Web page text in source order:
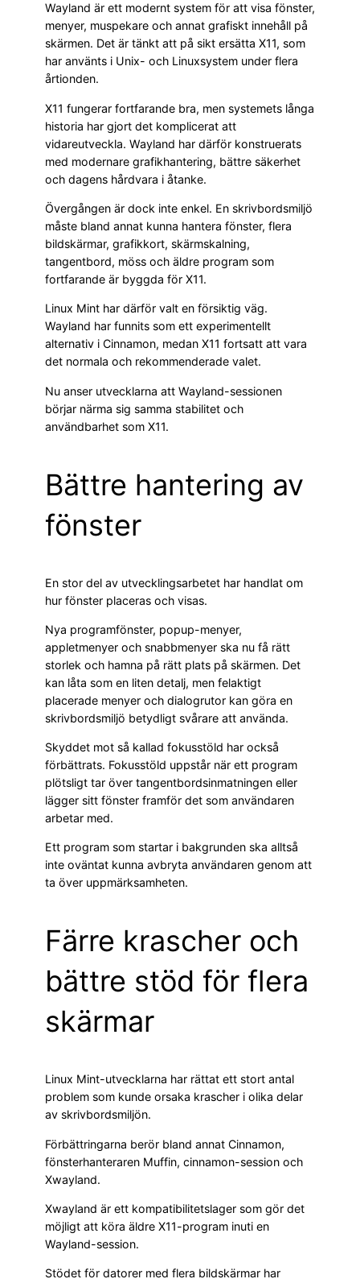
Wayland är ett modernt system för att visa fönster,
menyer, muspekare och annat grafiskt innehåll på
skärmen. Det är tänkt att på sikt ersätta X11, som
har använts i Unix- och Linuxsystem under flera
årtionden.
X11 fungerar fortfarande bra, men systemets långa
historia har gjort det komplicerat att
vidareutveckla. Wayland har därför konstruerats
med modernare grafikhantering, bättre säkerhet
och dagens hårdvara i åtanke.
Övergången är dock inte enkel. En skrivbordsmiljö
måste bland annat kunna hantera fönster, flera
bildskärmar, grafikkort, skärmskalning,
tangentbord, möss och äldre program som
fortfarande är byggda för X11.
Linux Mint har därför valt en försiktig väg.
Wayland har funnits som ett experimentellt
alternativ i Cinnamon, medan X11 fortsatt att vara
det normala och rekommenderade valet.
Nu anser utvecklarna att Wayland-sessionen
börjar närma sig samma stabilitet och
användbarhet som X11.
Bättre hantering av
fönster
En stor del av utvecklingsarbetet har handlat om
hur fönster placeras och visas.
Nya programfönster, popup-menyer,
appletmenyer och snabbmenyer ska nu få rätt
storlek och hamna på rätt plats på skärmen. Det
kan låta som en liten detalj, men felaktigt
placerade menyer och dialogrutor kan göra en
skrivbordsmiljö betydligt svårare att använda.
Skyddet mot så kallad fokusstöld har också
förbättrats. Fokusstöld uppstår när ett program
plötsligt tar över tangentbordsinmatningen eller
lägger sitt fönster framför det som användaren
arbetar med.
Ett program som startar i bakgrunden ska alltså
inte oväntat kunna avbryta användaren genom att
ta över uppmärksamheten.
Färre krascher och
bättre stöd för flera
skärmar
Linux Mint-utvecklarna har rättat ett stort antal
problem som kunde orsaka krascher i olika delar
av skrivbordsmiljön.
Förbättringarna berör bland annat Cinnamon,
fönsterhanteraren Muffin, cinnamon-session och
Xwayland.
Xwayland är ett kompatibilitetslager som gör det
möjligt att köra äldre X11-program inuti en
Wayland-session.
Stödet för datorer med flera bildskärmar har